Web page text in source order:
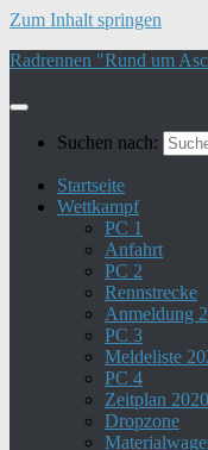
Zum Inhalt springen
Radrennen "Rund um
Suchen nach:
Startseite
Wettkampf
PC 1
Anfahrt
PC 2
Rennstrecke
Anmeldung
PC 3
Meldeliste
PC 4
Zeitplan 2020
Dropzone